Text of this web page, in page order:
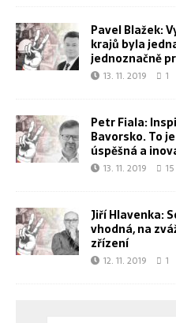
Pavel Blažek:
krajů byla
jednoznačně
13. 11. 2019 1
Petr Fiala:
Bavorsko. To
úspěšná a
13. 11. 2019 15
Jiří Hlavenka:
vhodná, na
zřízení
12. 11. 2019 1